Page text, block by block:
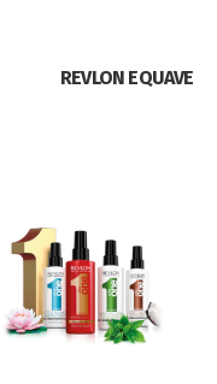
REVLON EQUAVE